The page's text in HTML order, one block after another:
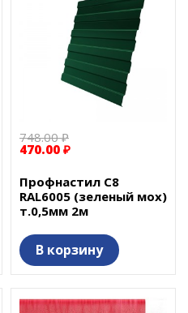
748.00 ₽
470.00 ₽
Профнастил С8
RAL6005 (зеленый мох)
т.0,5мм 2м
В корзину